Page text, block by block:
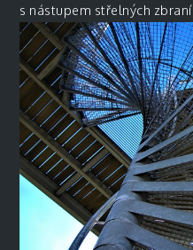
s nástupem střelných zbraní.